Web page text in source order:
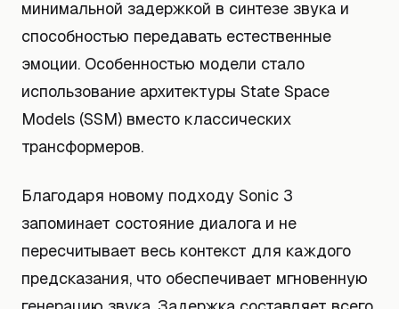
минимальной задержкой в синтезе звука и
способностью передавать естественные
эмоции. Особенностью модели стало
использование архитектуры State Space
Models (SSM) вместо классических
трансформеров.
Благодаря новому подходу Sonic 3
запоминает состояние диалога и не
пересчитывает весь контекст для каждого
предсказания, что обеспечивает мгновенную